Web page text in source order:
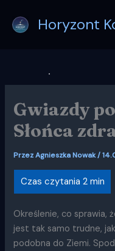
treści
Horyzont
Gwiazdy
Słońca
PrzezAgnieszka Nowak/
Określenie, co sprawia,
jest tak samo trudne,
podobna do Ziemi.